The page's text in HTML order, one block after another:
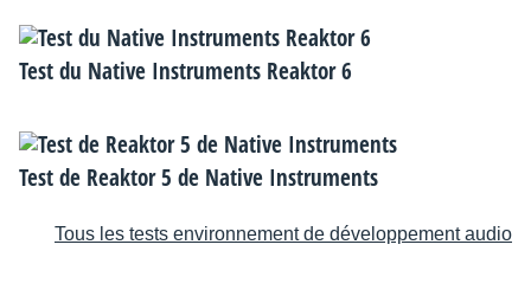
Test du Native Instruments Reaktor 6
Test de Reaktor 5 de Native Instruments
Tous les tests environnement de développement audio